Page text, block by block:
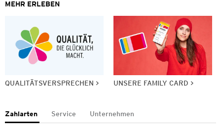
MEHR ERLEBEN
QUALITÄTSVERSPRECHEN UNSERE FAMILY CARD
Zahlarten Service Unternehmen